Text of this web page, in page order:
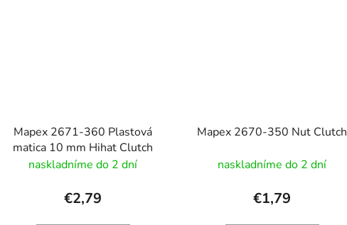
Mapex 2671-360 Plastová
matica 10 mm Hihat Clutch
naskladníme do 2 dní
€2,79
Mapex 2670-350 Nut Clutch
naskladníme do 2 dní
€1,79